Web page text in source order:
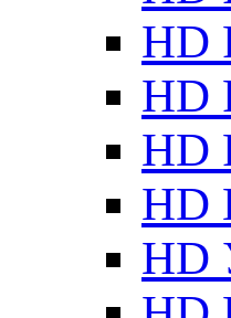
HD
HD
HD
HD
HD